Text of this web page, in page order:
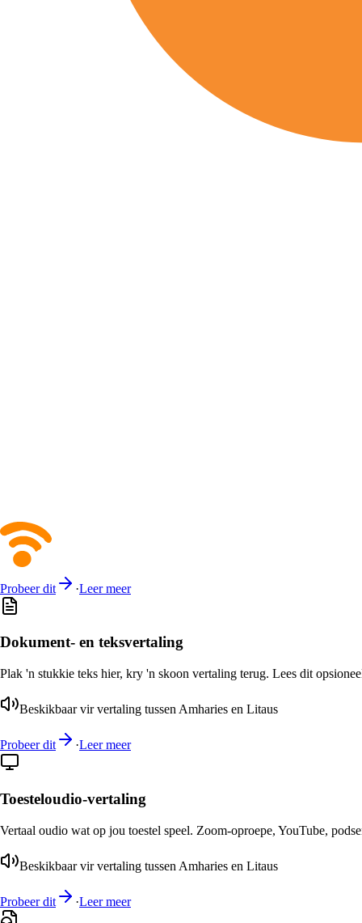
Probeer dit ·Leer meer
Dokument- en teksvertaling
Plak 'n stukkie teks hier, kry 'n skoon vertaling terug. Lees dit
Beskikbaar vir vertaling tussen Amharies en Litaus
Probeer dit ·Leer meer
Toesteloudio-vertaling
Vertaal oudio wat op jou toestel speel. Zoom-oproepe, YouTube,
Beskikbaar vir vertaling tussen Amharies en Litaus
Probeer dit ·Leer meer